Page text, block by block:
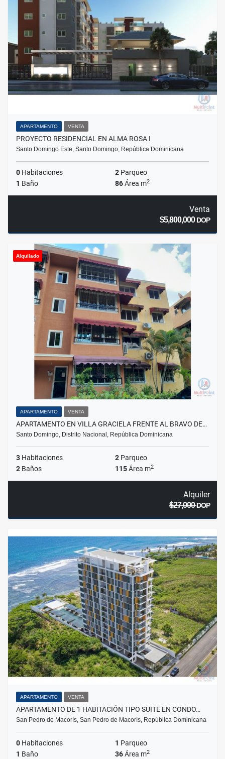
APARTAMENTO VENTA
PROYECTO RESIDENCIAL EN ALMA ROSA I
Santo Domingo Este, Santo Domingo, República Dominicana
0 Habitaciones 2 Parqueo
1 Baño 86Área m2
Venta
$5,800,000DOP
Alquilado
APARTAMENTO VENTA
APARTAMENTO EN VILLA GRACIELA FRENTE AL BRAVO DE…
Santo Domingo, Distrito Nacional, República Dominicana
3 Habitaciones 2 Parqueo
2 Baños 115Área m2
Alquiler
$27,000DOP
APARTAMENTO VENTA
APARTAMENTO DE 1 HABITACIÓN TIPO SUITE EN CONDO…
San Pedro de Macorís, San Pedro de Macorís, República Dominicana
0 Habitaciones 1 Parqueo
1 Baño 36Área m2